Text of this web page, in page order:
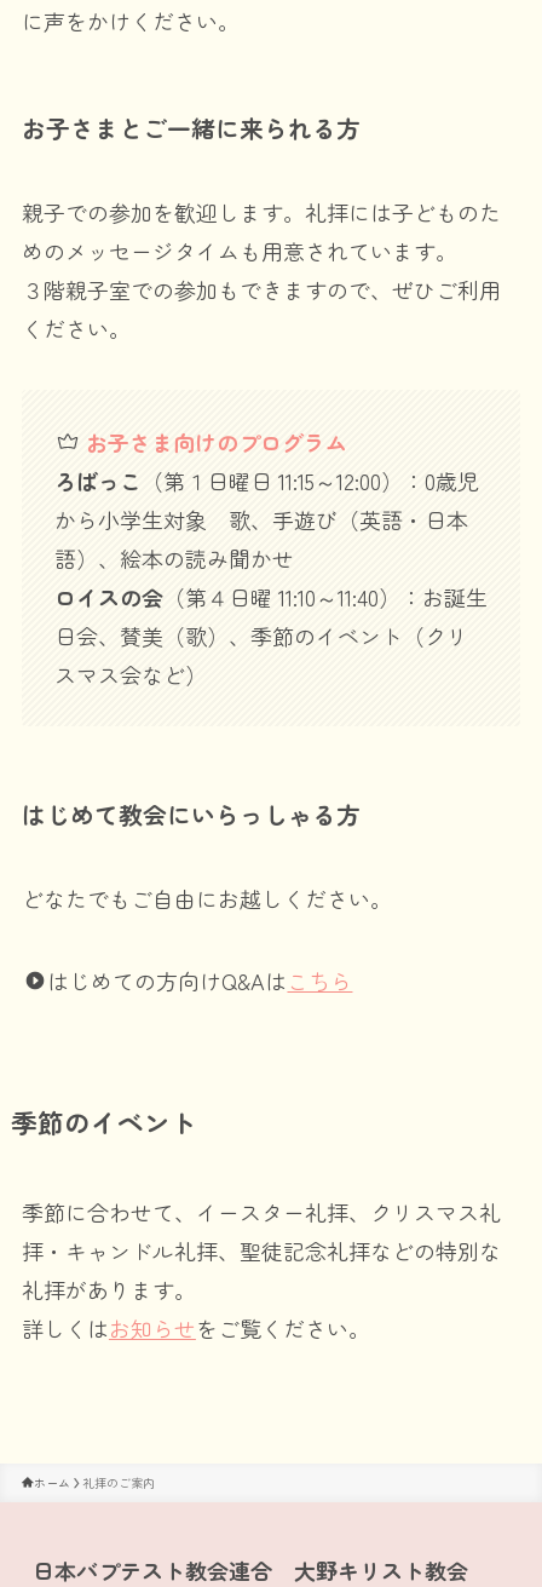
に声をかけください。
お子さまとご一緒に来られる方
親子での参加を歓迎します。礼拝には子どものた
めのメッセージタイムも用意されています。
３階親子室での参加もできますので、ぜひご利用
ください。
お子さま向けのプログラム
ろばっこ （第１日曜日 11:15～12:00）：0歳児
から小学生対象 歌、手遊び（英語・日本
語）、絵本の読み聞かせ
ロイスの会（第４日曜 11:10～11:40）：お誕生
日会、賛美（歌）、季節のイベント（クリ
スマス会など）
はじめて教会にいらっしゃる方
どなたでもご自由にお越しください。
はじめての方向けQ&Aは こちら
季節のイベント
季節に合わせて、イースター礼拝、クリスマス礼
拝・キャンドル礼拝、聖徒記念礼拝などの特別な
礼拝があります。
詳しくはお知らせをご覧ください。
ホーム 礼拝のご案内
日本バプテスト教会連合 大野キリスト教会